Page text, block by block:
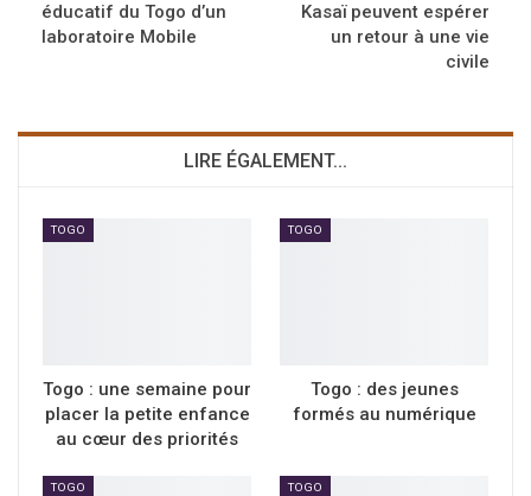
éducatif du Togo d’un
laboratoire Mobile
Kasaï peuvent espérer
un retour à une vie
civile
LIRE ÉGALEMENT...
TOGO
Togo : une semaine pour
placer la petite enfance
au cœur des priorités
TOGO
Togo : des jeunes
formés au numérique
TOGO TOGO